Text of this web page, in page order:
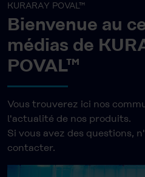
KURARAY POVAL™
Bienvenue au
médias de
POVAL™
Vous trouverez ici nos
l'actualité de nos produits.
Si vous avez des questions,
contacter.